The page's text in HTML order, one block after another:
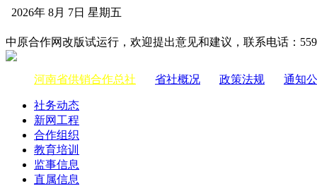
2026年 8月 7日 星期五
中原合作网改版试运行，欢迎提出意见和建议，联系电话：
河南省供销合作总社 省社概况 政策法规 通知
社务动态
新网工程
合作组织
教育培训
监事信息
直属信息